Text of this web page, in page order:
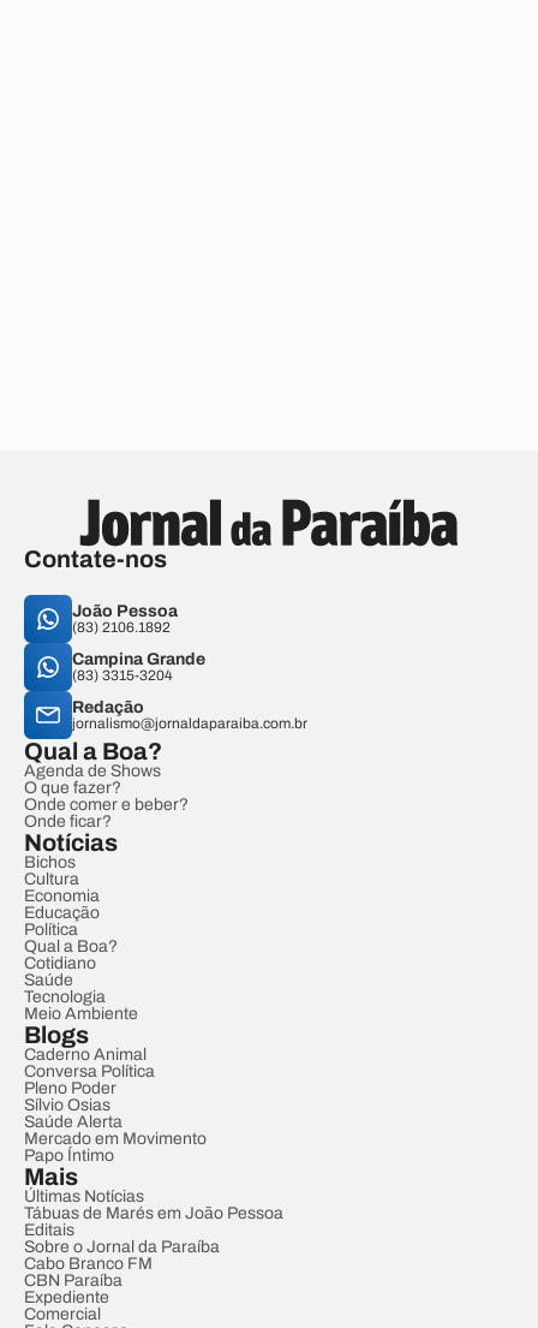
Contate-nos
João Pessoa
(83) 2106.1892
Campina Grande
(83) 3315-3204
Redação
jornalismo@jornaldaparaiba.com.br
Qual a Boa?
Agenda de Shows
O que fazer?
Onde comer e beber?
Onde ficar?
Notícias
Bichos
Cultura
Economia
Educação
Política
Qual a Boa?
Cotidiano
Saúde
Tecnologia
Meio Ambiente
Blogs
Caderno Animal
Conversa Política
Pleno Poder
Sílvio Osias
Saúde Alerta
Mercado em Movimento
Papo Íntimo
Mais
Últimas Notícias
Tábuas de Marés em João Pessoa
Editais
Sobre o Jornal da Paraíba
Cabo Branco FM
CBN Paraíba
Expediente
Comercial